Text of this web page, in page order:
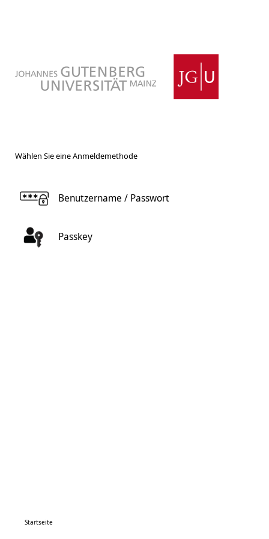
Wählen Sie eine Anmeldemethode
Benutzername / Passwort
Passkey
Startseite